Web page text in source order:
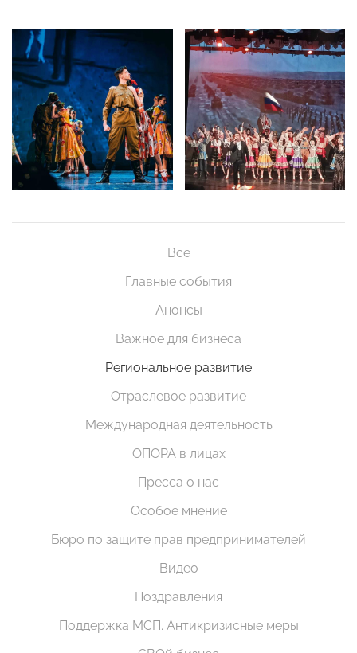
Все
Главные события
Анонсы
Важное для бизнеса
Региональное развитие
Отраслевое развитие
Международная деятельность
ОПОРА в лицах
Пресса о нас
Особое мнение
Бюро по защите прав предпринимателей
Видео
Поздравления
Поддержка МСП. Антикризисные меры